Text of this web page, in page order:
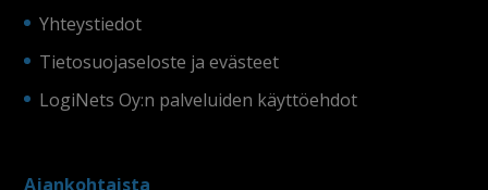
Yhteystiedot
Tietosuojaseloste ja evästeet
LogiNets Oy:n palveluiden käyttöehdot
Ajankohtaista